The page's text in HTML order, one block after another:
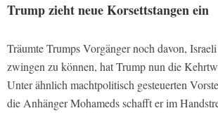
Trump zieht neue Korsettstangen ein
Träumte Trumps Vorgänger noch davon,
zwingen zu können, hat Trump nun die
Unter ähnlich machtpolitisch gesteuerten
die Anhänger Mohameds schafft er im